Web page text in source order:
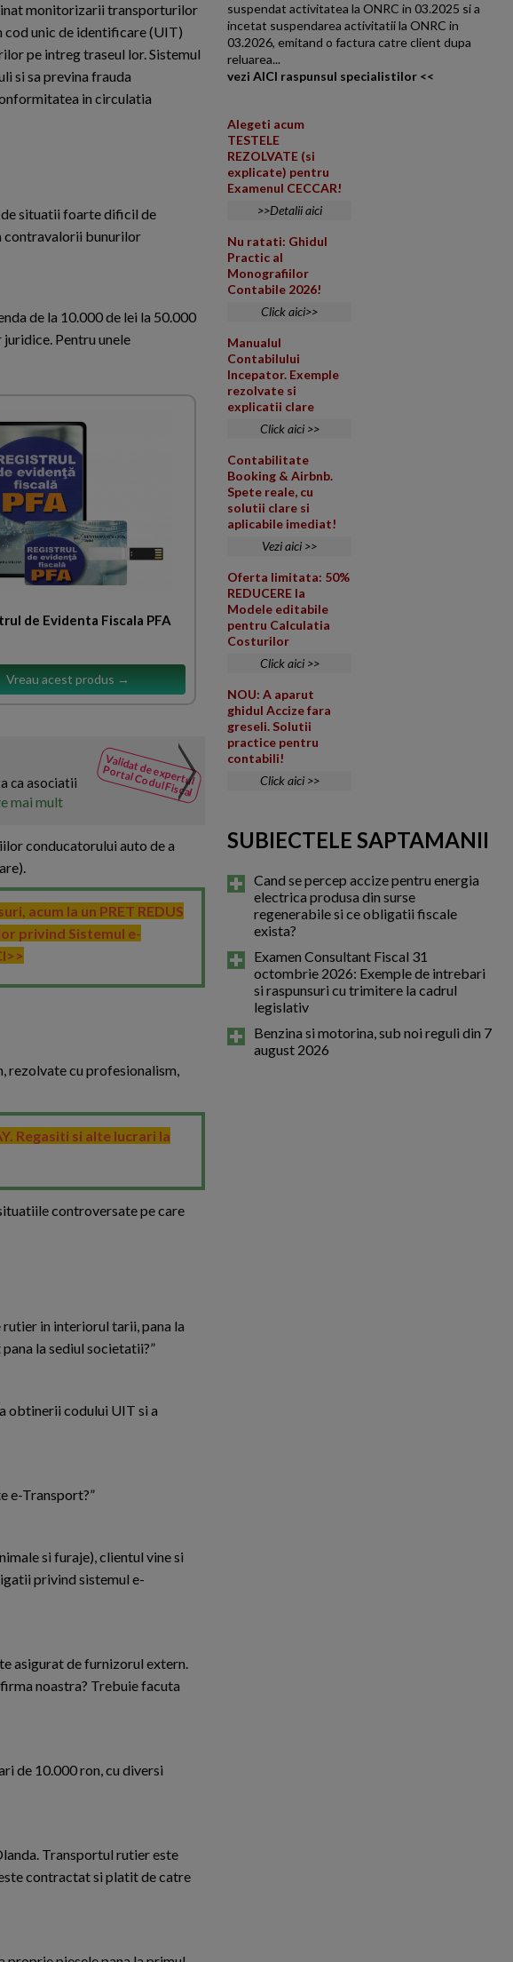
monitorizarii transporturilor
cod unic de identificare (UIT)
pe intreg traseul lor. Sistemul
si sa previna frauda
in circulatia
de situatii foarte dificil de
contravalorii bunurilor
de la 10.000 de lei la 50.000
juridice. Pentru unele
de Evidenta Fiscala PFA
Vreau acest produs →
Validat de expertul
Portal Codul Fiscal
ca asociatii
mai mult
NOUTATI
din Codul
conducatorului auto de a
acum la un PRET REDUS
privind Sistemul e-
rezolvate cu profesionalism,
Regasiti si alte lucrari la
controversate pe care
in interiorul tarii, pana la
la sediul societatii?”
obtinerii codului UIT si a
e-Transport?”
si furaje), clientul vine si
privind sistemul e-
asigurat de furnizorul extern.
noastra? Trebuie facuta
de 10.000 ron, cu diversi
Transportul rutier este
contractat si platit de catre
suspendat activitatea la ONRC in 03.2025 si a
incetat suspendarea activitatii la ONRC in
03.2026, emitand o factura catre client dupa
reluarea...
vezi AICI raspunsul specialistilor <<
Alegeti acum
TESTELE
REZOLVATE (si
explicate) pentru
Examenul CECCAR!
>>Detalii aici
Nu ratati: Ghidul
Practic al
Monografiilor
Contabile 2026!
Click aici>>
Manualul
Contabilului
Incepator. Exemple
rezolvate si
explicatii clare
Click aici >>
Contabilitate
Booking & Airbnb.
Spete reale, cu
solutii clare si
aplicabile imediat!
Vezi aici >>
Oferta limitata: 50%
REDUCERE la
Modele editabile
pentru Calculatia
Costurilor
Click aici >>
NOU: A aparut
ghidul Accize fara
greseli. Solutii
practice pentru
contabili!
Click aici >>
SUBIECTELE SAPTAMANII
Cand se percep accize pentru energia
electrica produsa din surse
regenerabile si ce obligatii fiscale
exista?
Examen Consultant Fiscal 31
octombrie 2026: Exemple de intrebari
si raspunsuri cu trimitere la cadrul
legislativ
Benzina si motorina, sub noi reguli din 7
august 2026